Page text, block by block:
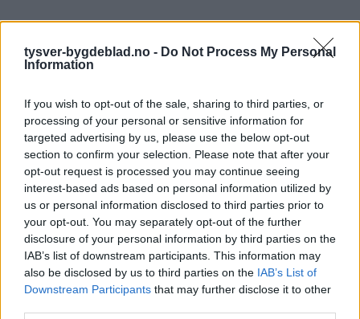
tysver-bygdeblad.no - Do Not Process My Personal
Information
If you wish to opt-out of the sale, sharing to third parties, or
processing of your personal or sensitive information for
targeted advertising by us, please use the below opt-out
section to confirm your selection. Please note that after your
opt-out request is processed you may continue seeing
interest-based ads based on personal information utilized by
us or personal information disclosed to third parties prior to
your opt-out. You may separately opt-out of the further
disclosure of your personal information by third parties on the
IAB’s list of downstream participants. This information may
also be disclosed by us to third parties on the IAB’s List of
Downstream Participants that may further disclose it to other